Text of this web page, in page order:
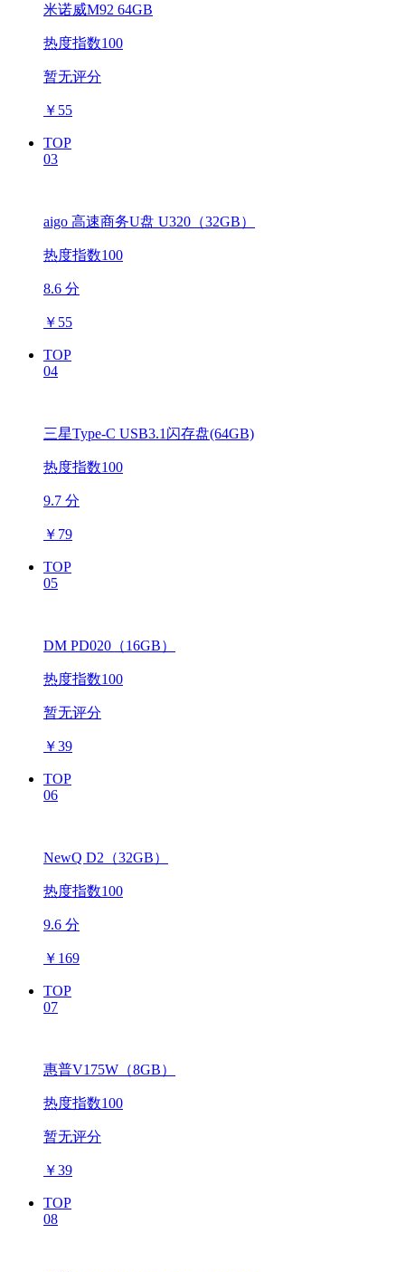
米诺威M92 64GB
热度指数100
暂无评分
￥ 55
TOP
03
aigo 高速商务U盘 U320（32GB）
热度指数100
8.6 分
￥ 55
TOP
04
三星Type-C USB3.1闪存盘(64GB)
热度指数100
9.7 分
￥ 79
TOP
05
DM PD020（16GB）
热度指数100
暂无评分
￥39
TOP
06
NewQ D2（32GB）
热度指数100
9.6 分
￥ 169
TOP
07
惠普V175W（8GB）
热度指数100
暂无评分
￥39
TOP
08